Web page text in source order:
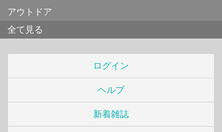
アウトドア
全て見る
ログイン
ヘルプ
新着雑誌